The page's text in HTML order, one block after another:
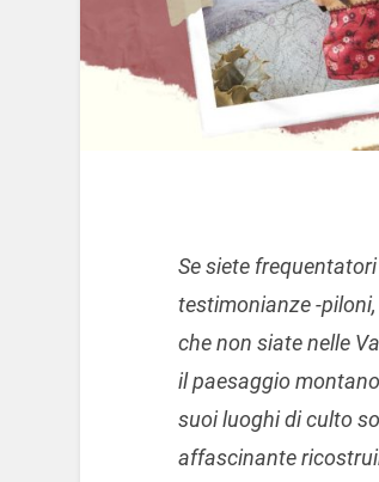
Se siete
testimonianze -
che non siate nelle
il paesaggio
suoi luoghi di culto
affascinante